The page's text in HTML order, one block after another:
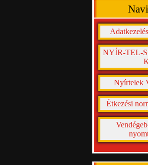
NYÍR-TEL-
Nyírtelek
Étkezési